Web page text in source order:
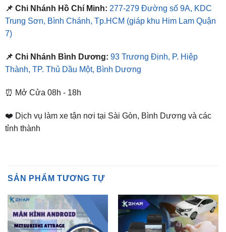
7)
📌 Chi Nhánh Bình Dương:
⏰ Mở Cửa 08h - 18h
❤️ Dịch vụ làm xe tận nơi tại Sài Gòn, Bình Dương và các